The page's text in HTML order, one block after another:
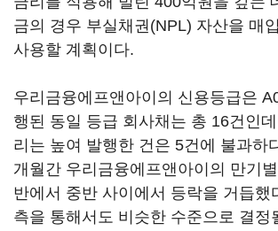
금의 경우 부실채권(NPL) 자산을 매
사용할 계획이다.
우리금융에프앤아이의 신용등급은
행된 동일 등급 회사채는 총 16건인
리는 높여 발행한 건은 5건에 불과하
개월간 우리금융에프앤아이의 만기
반에서 중반 사이에서 등락을 거듭했
측을 통해서도 비슷한 수준으로 결정